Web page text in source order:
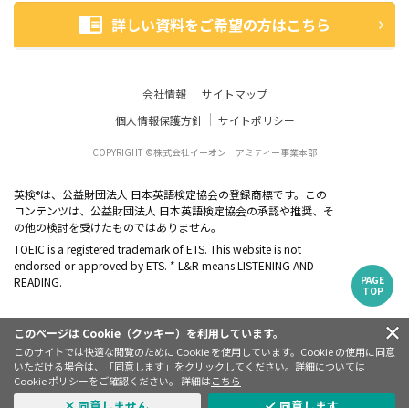
このページは Cookie（クッキー）を利用しています。
このサイトでは快適な閲覧のために Cookie を使用しています。Cookie の使用に同意
いただける場合は、「同意します」をクリックしてください。詳細については
Cookie ポリシーをご確認ください。 詳細はこちら
PAGE
TOP
詳しい資料をご希望の方はこちら
会社情報
サイトマップ
個人情報保護方針
サイトポリシー
COPYRIGHT ©株式会社イーオン アミティー事業本部
英検®は、公益財団法人 日本英語検定協会の登録商標です。この
コンテンツは、公益財団法人 日本英語検定協会の承認や推奨、そ
の他の検討を受けたものではありません。
TOEIC is a registered trademark of ETS. This website is not
endorsed or approved by ETS. * L&R means LISTENING AND
READING.